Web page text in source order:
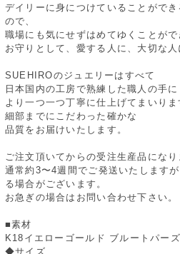
デイリーに身につけていることがで
ので、
職場にも気にせずはめてゆくことがで
お守りとして、愛する人に、大切な人
SUEHIROのジュエリーはすべて
日本国内の工房で熟練した職人の手に
より一つ一つ丁寧に仕上げてまいりま
細部までにこだわった確かな
品質をお届けいたします。
ご注文頂いてからの受注生産品になり
通常約3〜4週間でご発送いたします
る場合がございます。
お急ぎの場合はお問い合わせ下さい。
■素材
K18イエローゴールド ブルートパーズ
◆サイズ